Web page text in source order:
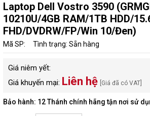
Laptop Dell Vostro 3590
10210U/4GB RAM/1TB HDD/
FHD/DVDRW/FP/Win 10/Đen)
Mã SP: Tình trạng: Sẵn hàng
Giá niêm yết:
Giá khuyến mại: Liên hệ [Giá đã có VAT]
Bảo hành: 12 Thánh chính hãng tận nơi sử